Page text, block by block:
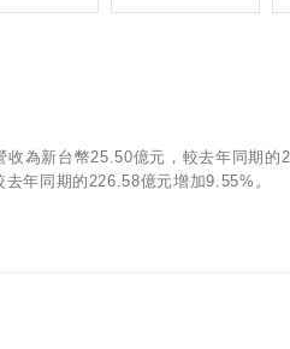
為新台幣25.50億元，較去年同期的
年同期的226.58億元增加9.55%。